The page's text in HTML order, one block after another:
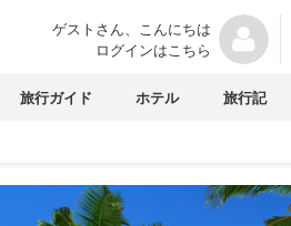
ゲストさん、こんにちは
ログインはこちら
旅行ガイド ホテル 旅行記